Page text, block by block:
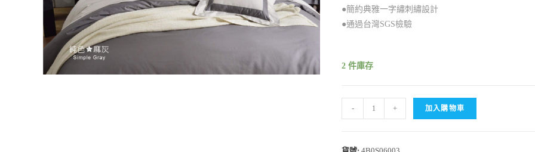
●簡約典雅一字繡刺繡設計
●通過台灣SGS檢驗
2 件庫存
- + 加入購物車